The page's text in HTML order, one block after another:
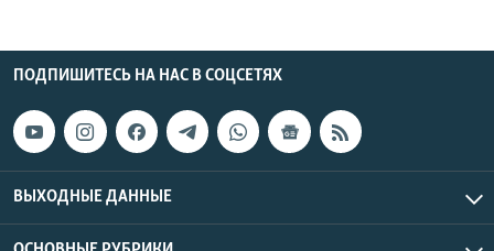
ПОДПИШИТЕСЬ НА НАС В СОЦСЕТЯХ
ВЫХОДНЫЕ ДАННЫЕ